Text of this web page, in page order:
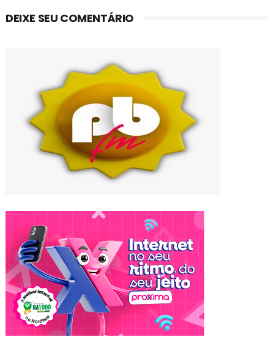
DEIXE SEU COMENTÁRIO